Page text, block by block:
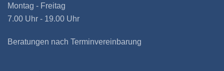
Montag - Freitag
7.00 Uhr - 19.00 Uhr
Beratungen nach Terminvereinbarung